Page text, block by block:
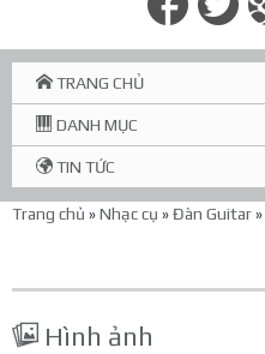
TRANG CHỦ
DANH MỤC
TIN TỨC
Trang chủ »Nhạc cụ »Đàn Guitar»
Hình ảnh